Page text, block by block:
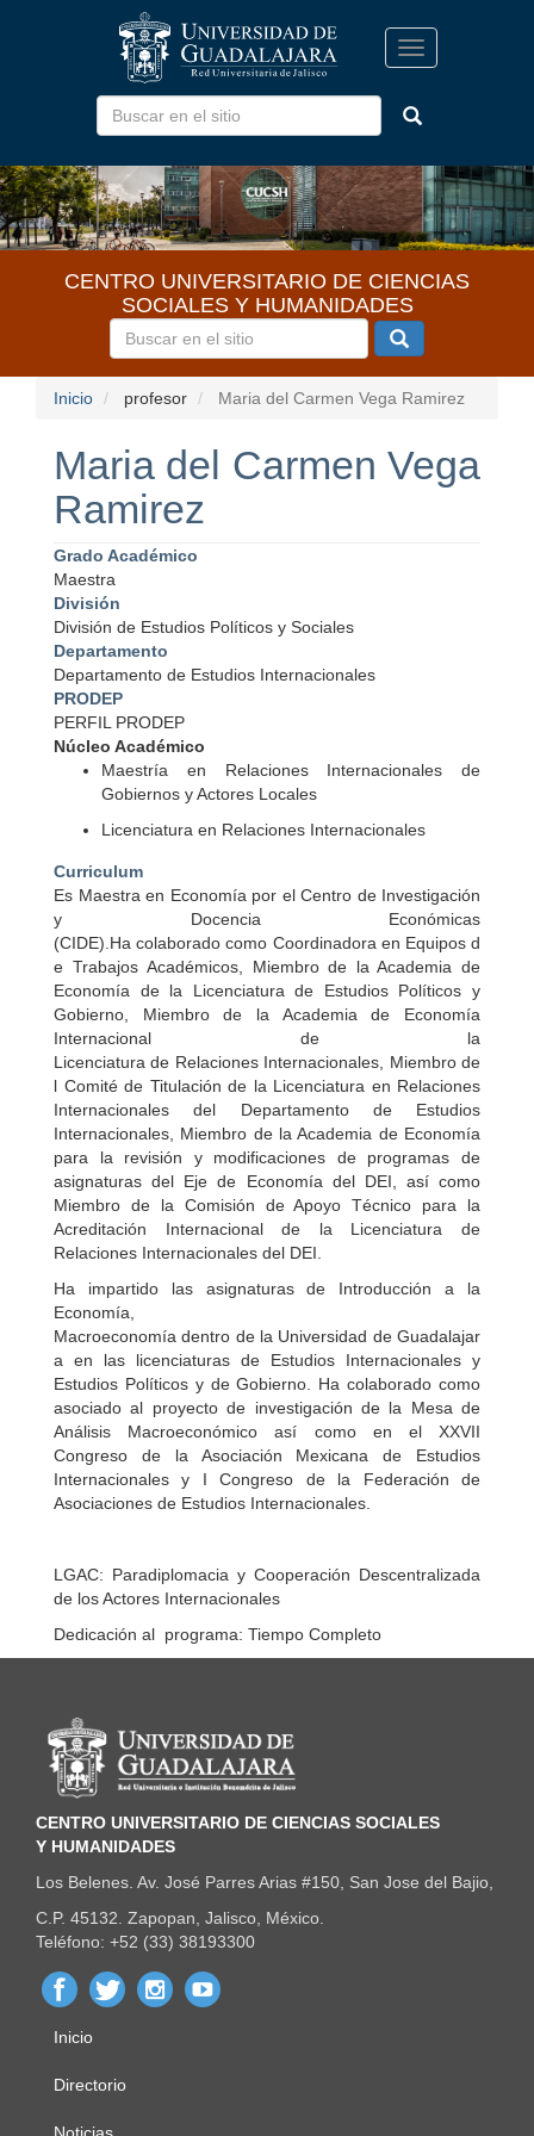
Toggle
navigation
CENTRO UNIVERSITARIO DE CIENCIAS
SOCIALES Y HUMANIDADES
Inicio profesor Maria del Carmen Vega Ramirez
Maria del Carmen Vega
Ramirez
Grado Académico
Maestra
División
División de Estudios Políticos y Sociales
Departamento
Departamento de Estudios Internacionales
PRODEP
PERFIL PRODEP
Núcleo Académico
Maestría en Relaciones Internacionales de
Gobiernos y Actores Locales
Licenciatura en Relaciones Internacionales
Curriculum
Es Maestra en Economía por el Centro de Investigación
y Docencia Económicas
(CIDE).Ha colaborado como Coordinadora en Equipos d
e Trabajos Académicos, Miembro de la Academia de
Economía de la Licenciatura de Estudios Políticos y
Gobierno, Miembro de la Academia de Economía
Internacional de la
Licenciatura de Relaciones Internacionales, Miembro de
l Comité de Titulación de la Licenciatura en Relaciones
Internacionales del Departamento de Estudios
Internacionales, Miembro de la Academia de Economía
para la revisión y modificaciones de programas de
asignaturas del Eje de Economía del DEI, así como
Miembro de la Comisión de Apoyo Técnico para la
Acreditación Internacional de la Licenciatura de
Relaciones Internacionales del DEI.
Ha impartido las asignaturas de Introducción a la
Economía,
Macroeconomía dentro de la Universidad de Guadalajar
a en las licenciaturas de Estudios Internacionales y
Estudios Políticos y de Gobierno. Ha colaborado como
asociado al proyecto de investigación de la Mesa de
Análisis Macroeconómico así como en el XXVII
Congreso de la Asociación Mexicana de Estudios
Internacionales y I Congreso de la Federación de
Asociaciones de Estudios Internacionales.
LGAC: Paradiplomacia y Cooperación Descentralizada
de los Actores Internacionales
Dedicación al programa: Tiempo Completo
Información del portal
CENTRO UNIVERSITARIO DE CIENCIAS SOCIALES
Y HUMANIDADES
Los Belenes. Av. José Parres Arias #150, San Jose del Bajio,
C.P. 45132. Zapopan, Jalisco, México.
Teléfono: +52 (33) 38193300
Menú
principal
Inicio
Directorio